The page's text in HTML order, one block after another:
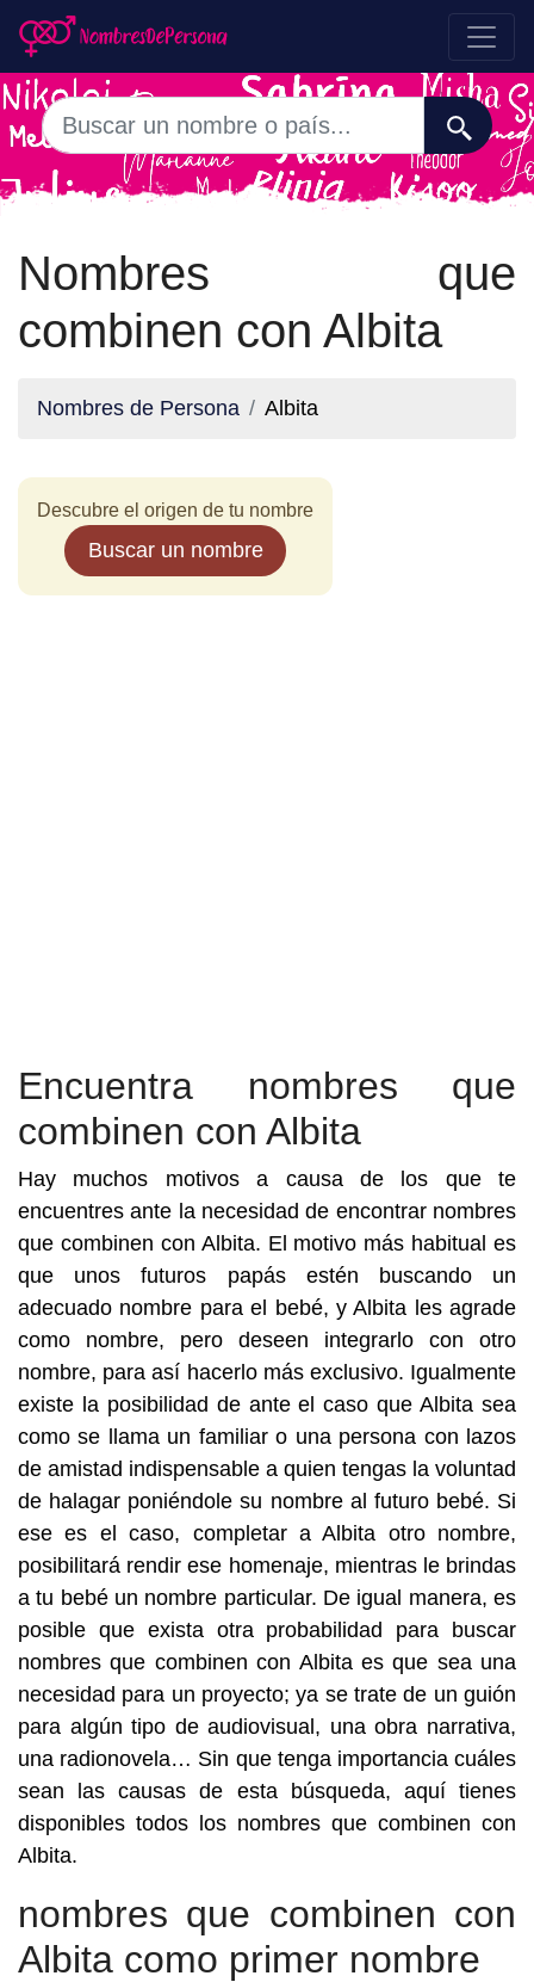
Nombres que
combinen con Albita
Nombres de Persona Albita
Descubre el origen de tu nombre
Buscar un nombre
Encuentra nombres que
combinen con Albita
Hay muchos motivos a causa de los que te
encuentres ante la necesidad de encontrar nombres
que combinen con Albita. El motivo más habitual es
que unos futuros papás estén buscando un
adecuado nombre para el bebé, y Albita les agrade
como nombre, pero deseen integrarlo con otro
nombre, para así hacerlo más exclusivo. Igualmente
existe la posibilidad de ante el caso que Albita sea
como se llama un familiar o una persona con lazos
de amistad indispensable a quien tengas la voluntad
de halagar poniéndole su nombre al futuro bebé. Si
ese es el caso, completar a Albita otro nombre,
posibilitará rendir ese homenaje, mientras le brindas
a tu bebé un nombre particular. De igual manera, es
posible que exista otra probabilidad para buscar
nombres que combinen con Albita es que sea una
necesidad para un proyecto; ya se trate de un guión
para algún tipo de audiovisual, una obra narrativa,
una radionovela… Sin que tenga importancia cuáles
sean las causas de esta búsqueda, aquí tienes
disponibles todos los nombres que combinen con
Albita.
nombres que combinen con
Albita como primer nombre